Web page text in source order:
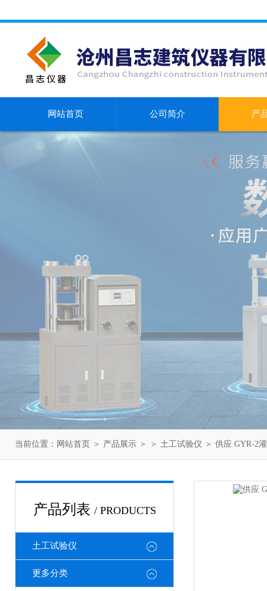
网站首页 公司简介 产
当前位置： 网站首页 ＞ 产品展示 ＞ ＞ 土工试验仪 ＞ 供应 GYR-2
产品列表 / PRODUCTS
土工试验仪
更多分类